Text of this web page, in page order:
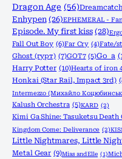
Dragon Age (56)
Enhypen (26)EPHEMERAL -
Episode. My first kiss (28)
Fall Out Boy (6)Far Cry (4)Fate/
Ghost (гурт) (7)GOT7 (5)Go_a
Harry Potter (10)Hearts of iron
Honkai (Star Rail, Impact 3rd)
Intermezzo (Михайло
Kalush Orchestra (5)KARD (2)
Kimi Ga Shine: Tasuketsu Death
Kingdom Come: Deliverance (2)
Little Nightmares, Little
Metal Gear (9)Mias and Elle (1)